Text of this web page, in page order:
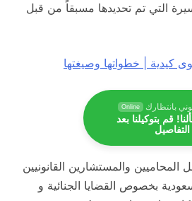
التي تم تحديدها مسبقاً من قبل
كيدية | خطواتها وصيغتها
بانتظارك Online
قم بتوكيلنا بعد
والمستشارين القانونيين
بخصوص القضايا الجنائية و